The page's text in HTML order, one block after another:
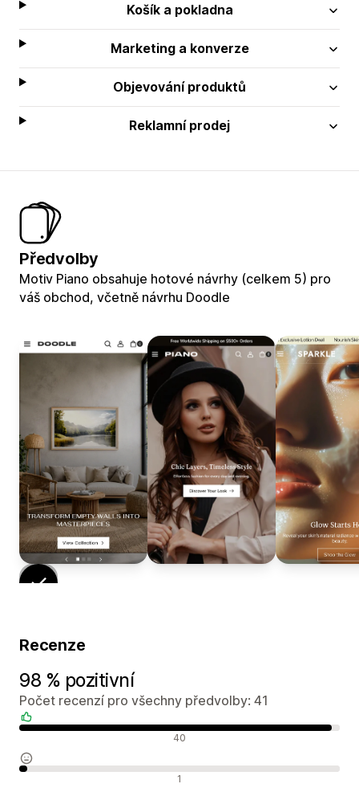
Košík a pokladna
Marketing a konverze
Objevování produktů
Reklamní prodej
Předvolby
Motiv Piano obsahuje hotové návrhy (celkem 5) pro
váš obchod, včetně návrhu Doodle
Recenze
98 % pozitivní
Počet recenzí pro všechny předvolby: 41
40
1